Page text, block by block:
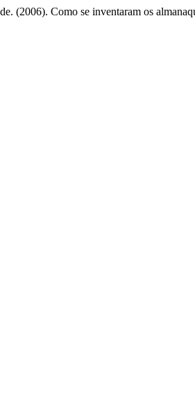
(2006). Como se inventaram os